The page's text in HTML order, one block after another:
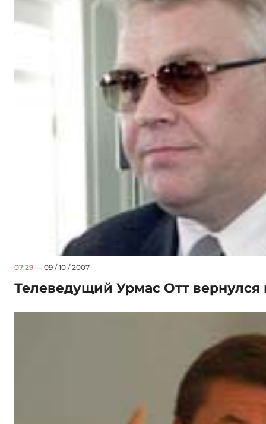
07:29 — 09 / 10 / 2007
Телеведущий Урмас Отт вернулся